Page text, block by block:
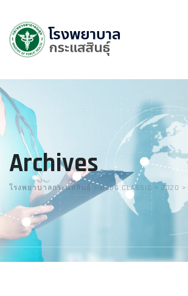
content
Archives
โรงพยาบาลกระแสสินธุ์ > BLOG CLASSIC > 2020 >